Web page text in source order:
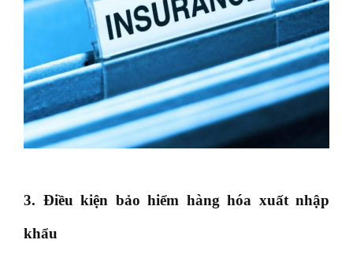
3. Điều kiện bảo hiểm hàng hóa xuất nhập
khẩu